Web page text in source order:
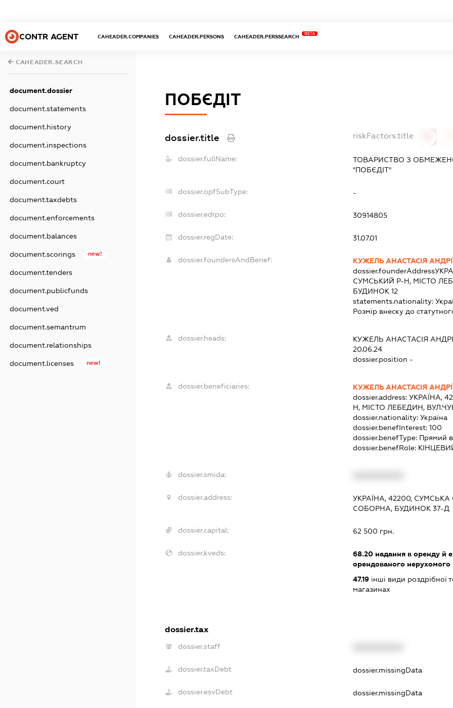
CONTR AGENT CAHEADER.COMPANIES CAHEADER.PERSONS CAHEADER.PERSSEARCH
BETA
CAHEADER.SEARCH
document.dossier
document.statements
document.history
document.inspections
document.bankruptcy
document.court
document.taxdebts
document.enforcements
document.balances
document.scorings new!
document.tenders
document.publicfunds
document.ved
document.semantrum
document.relationships
document.licenses new!
ПОБЄДІТ
dossier.title riskFactors.title
dossier.fullName:
ТОВАРИСТВО З
"ПОБЄДІТ"
dossier.opfSubType: -
dossier.edrpo: 30914805
dossier.regDate: 31.07.01
dossier.foundersAndBenef:
КУЖЕЛЬ АНАСТАСІЯ
dossier.founderAddress
СУМСЬКИЙ Р-Н, МІСТО
БУДИНОК 12
statements.nationality:
Розмір внеску до
dossier.heads: КУЖЕЛЬ АНАСТАСІЯ
20.06.24
dossier.position -
dossier.beneficiaries:
КУЖЕЛЬ АНАСТАСІЯ
dossier.address: УКРАЇНА,
Н, МІСТО ЛЕБЕДИН,
dossier.nationality: Україна
dossier.benefInterest: 100
dossier.benefType: Прямий
dossier.benefRole:
dossier.smida:
dossier.address:
УКРАЇНА, 42200,
СОБОРНА, БУДИНОК 37-Д
dossier.capital: 62 500 грн.
dossier.kveds: 68.20надання в оренду й
орендованого нерухомого
47.19інші види роздрібної
магазинах
dossier.tax
dossier.staff
dossier.taxDebt dossier.missingData
dossier.esvDebt dossier.missingData